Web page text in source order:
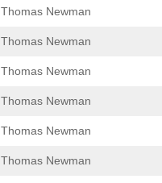
Thomas Newman
Thomas Newman
Thomas Newman
Thomas Newman
Thomas Newman
Thomas Newman